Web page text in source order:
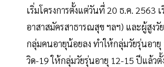
เริ่มโครงการตั้งแต่วันที่ 20 ธ.ค.
อาสาสมัครสาธารณสุข ฯลฯ) และผู้สู
กลุ่มคนอายุน้อยลง ทำให้กลุ่มวัยรุ่นอา
วิด-19 ให้กลุ่มวัยรุ่นอายุ 12-15 ปีแล้ว